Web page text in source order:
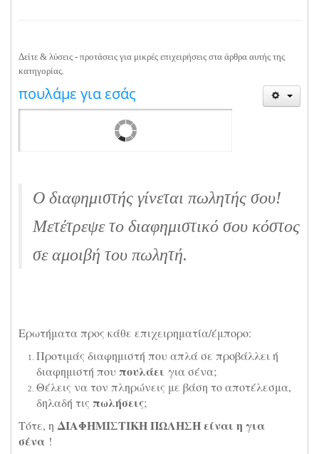
Δείτε & λύσεις - προτάσεις για μικρές επιχειρήσεις στα άρθρα αυτής της
κατηγορίας.
πουλάμε για εσάς
Ο διαφημιστής γίνεται πωλητής σου!
Μετέτρεψε το διαφημιστικό σου κόστος
σε αμοιβή του πωλητή.
Ερωτήματα προς κάθε επιχειρηματία/έμπορο:
Προτιμάς διαφημιστή που απλά σε προβάλλει ή
διαφημιστή που πουλάει για σένα;
Θέλεις να τον πληρώνεις με βάση το αποτέλεσμα,
δηλαδή τις πωλήσεις;
Τότε, η ΔΙΑΦΗΜΙΣΤΙΚΗ ΠΩΛΗΣΗ είναι η για
σένα !